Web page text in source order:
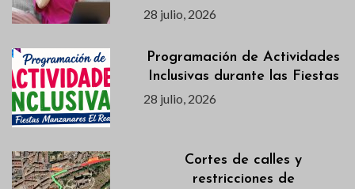
28 julio, 2026
Programación de Actividades
Inclusivas durante las Fiestas
28 julio, 2026
Cortes de calles y
restricciones de